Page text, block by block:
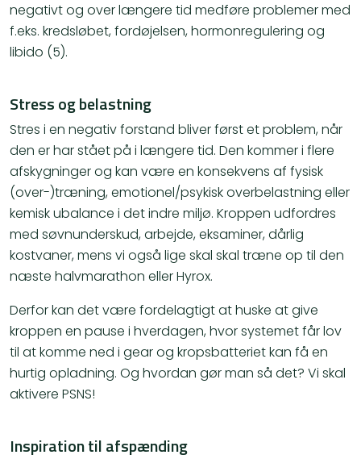
negativt og over længere tid medføre problemer med
f.eks. kredsløbet, fordøjelsen, hormonregulering og
libido (5).
Stress og belastning
Stres i en negativ forstand bliver først et problem, når
den er har stået på i længere tid. Den kommer i flere
afskygninger og kan være en konsekvens af fysisk
(over-)træning, emotionel/psykisk overbelastning eller
kemisk ubalance i det indre miljø. Kroppen udfordres
med søvnunderskud, arbejde, eksaminer, dårlig
kostvaner, mens vi også lige skal skal træne op til den
næste halvmarathon eller Hyrox.
Derfor kan det være fordelagtigt at huske at give
kroppen en pause i hverdagen, hvor systemet får lov
til at komme ned i gear og kropsbatteriet kan få en
hurtig opladning. Og hvordan gør man så det? Vi skal
aktivere PSNS!
Inspiration til afspænding